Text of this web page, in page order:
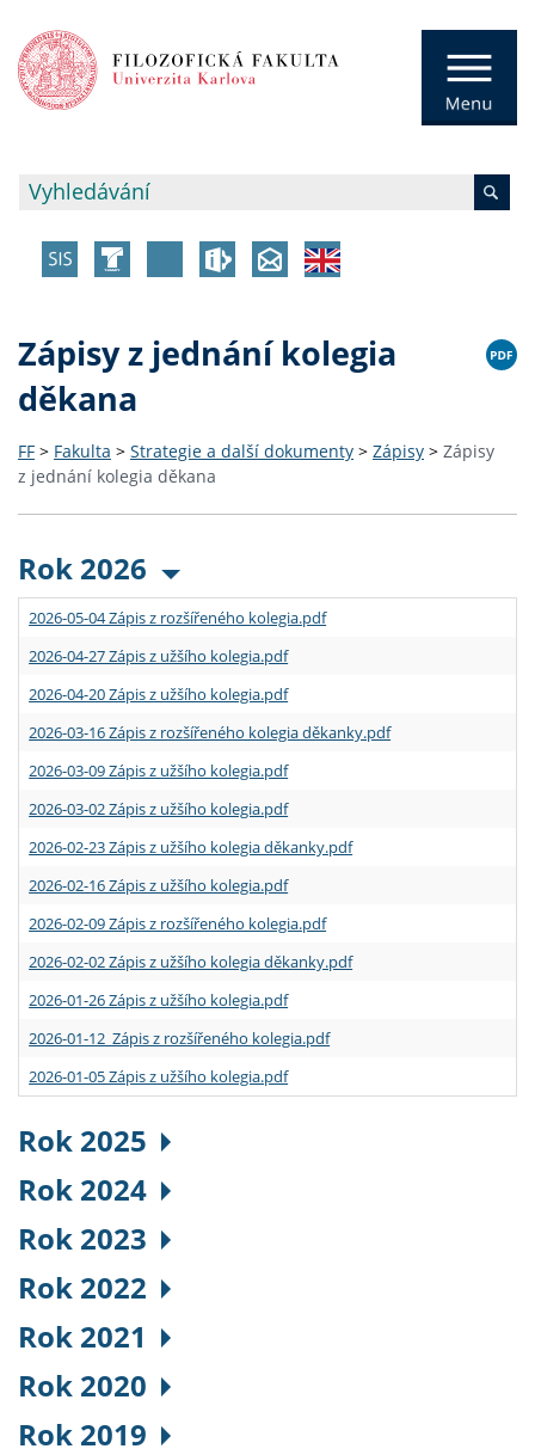
Zápisy z jednání kolegia
děkana
FF > Fakulta > Strategie a další dokumenty > Zápisy > Zápisy
z jednání kolegia děkana
Rok 2026
2026-05-04 Zápis z rozšířeného kolegia.pdf
2026-04-27 Zápis z užšího kolegia.pdf
2026-04-20 Zápis z užšího kolegia.pdf
2026-03-16 Zápis z rozšířeného kolegia děkanky.pdf
2026-03-09 Zápis z užšího kolegia.pdf
2026-03-02 Zápis z užšího kolegia.pdf
2026-02-23 Zápis z užšího kolegia děkanky.pdf
2026-02-16 Zápis z užšího kolegia.pdf
2026-02-09 Zápis z rozšířeného kolegia.pdf
2026-02-02 Zápis z užšího kolegia děkanky.pdf
2026-01-26 Zápis z užšího kolegia.pdf
2026-01-12 Zápis z rozšířeného kolegia.pdf
2026-01-05 Zápis z užšího kolegia.pdf
Rok 2025
Rok 2024
Rok 2023
Rok 2022
Rok 2021
Rok 2020
Rok 2019